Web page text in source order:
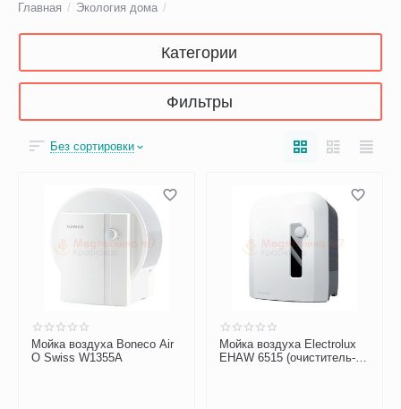
Главная / Экология дома /
Категории
Фильтры
Без сортировки
Мойка воздуха Boneco Air
O Swiss W1355A
Мойка воздуха Electrolux
EHAW 6515 (очиститель-